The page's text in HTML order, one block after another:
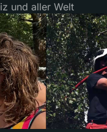
und aller Welt